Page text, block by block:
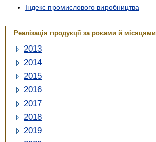
Індекс промислового виробництва
Реалізація продукції за роками й місяцями
2013
2014
2015
2016
2017
2018
2019